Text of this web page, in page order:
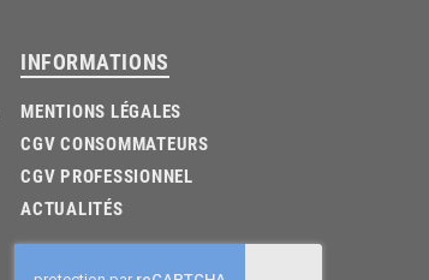
INFORMATIONS
MENTIONS LÉGALES
CGV CONSOMMATEURS
CGV PROFESSIONNEL
ACTUALITÉS